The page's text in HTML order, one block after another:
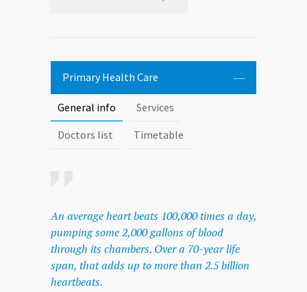
Primary Health Care
General info
Services
Doctors list
Timetable
An average heart beats 100,000 times a day,
pumping some 2,000 gallons of blood
through its chambers. Over a 70-year life
span, that adds up to more than 2.5 billion
heartbeats.